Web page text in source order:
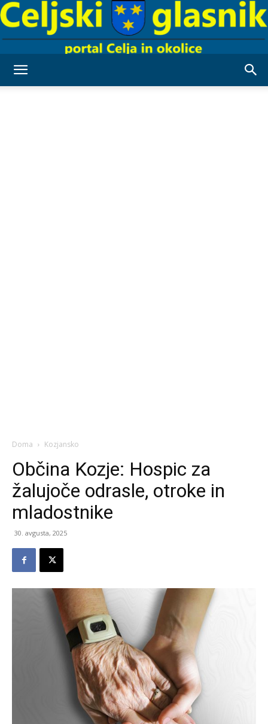
Doma Kozjansko
Občina Kozje: Hospic za
žalujoče odrasle, otroke in
mladostnike
30. avgusta, 2025